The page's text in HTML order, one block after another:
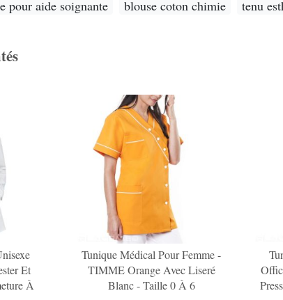
pour aide soignante blouse coton chimie tenu
Et
À
Tunique Médical Pour Femme -
TIMME Orange Avec Liseré
Blanc - Taille 0 À 6